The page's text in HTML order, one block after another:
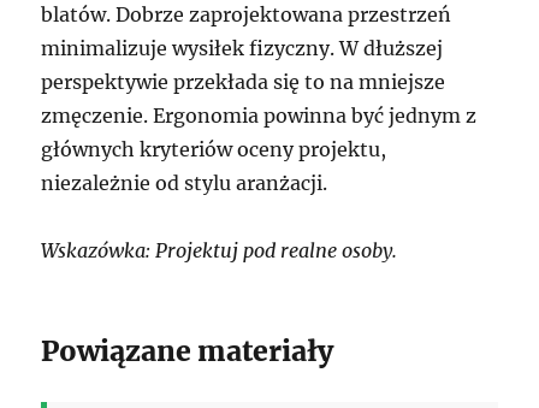
blatów. Dobrze zaprojektowana przestrzeń
minimalizuje wysiłek fizyczny. W dłuższej
perspektywie przekłada się to na mniejsze
zmęczenie. Ergonomia powinna być jednym z
głównych kryteriów oceny projektu,
niezależnie od stylu aranżacji.
Wskazówka: Projektuj pod realne osoby.
Powiązane materiały